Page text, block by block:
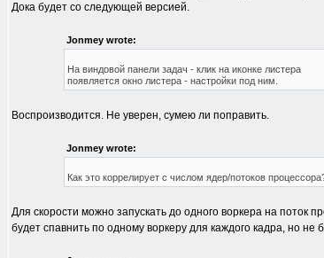
Дока будет со следующей версией.
Jonmey wrote:
На виндовой панели задач - клик на иконке листера
появляется окно листера - настройки под ним.
Воспроизводится. Не уверен, сумею ли поправить.
Jonmey wrote:
Как это коррелирует с числом ядер/потоков
Для скорости можно запускать до одного воркера на поток
будет спавнить по одному воркеру для каждого кадра, но не